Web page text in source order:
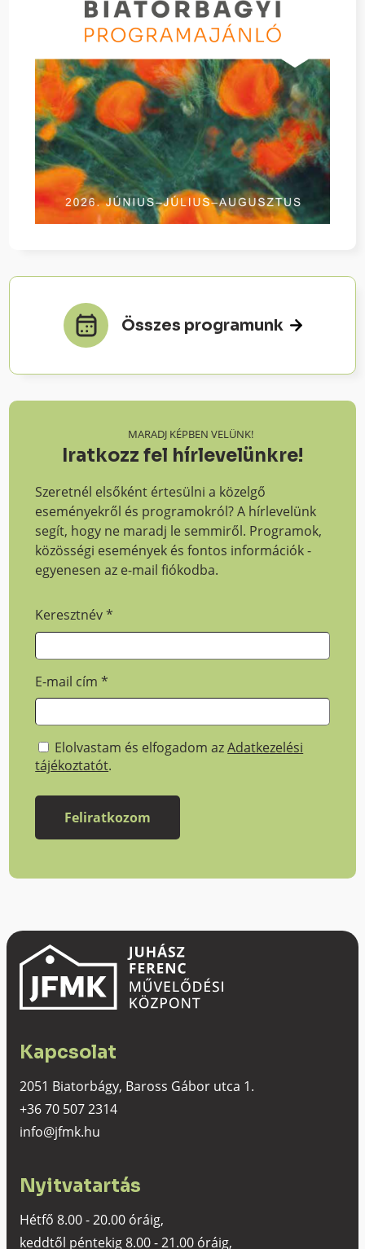
Összes programunk
MARADJ KÉPBEN VELÜNK!
Iratkozz fel hírlevelünkre!
Szeretnél elsőként értesülni a közelgő
eseményekről és programokról? A hírlevelünk
segít, hogy ne maradj le semmiről. Programok,
közösségi események és fontos információk -
egyenesen az e-mail fiókodba.
Keresztnév*
E-mail cím*
Elolvastam és elfogadom azAdatkezelési
tájékoztatót.
Kapcsolat
2051 Biatorbágy, Baross Gábor utca 1.
+36 70 507 2314
info@jfmk.hu
Nyitvatartás
Hétfő 8.00 - 20.00 óráig,
keddtől péntekig 8.00 - 21.00 óráig,